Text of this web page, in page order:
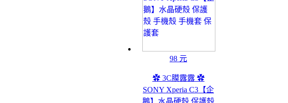
98 元
✿ 3C膜露露 ✿
SONY Xperia C3【企
鵝】水晶硬殼 保護殼